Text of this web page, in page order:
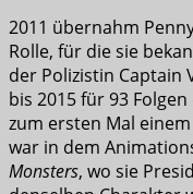
2011 übernahm
Rolle, für die sie
der Polizistin Captain
bis 2015 für 93
zum ersten Mal
war in dem
Monsters, wo sie